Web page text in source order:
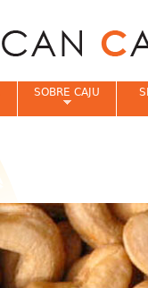
SOBRE CAJU